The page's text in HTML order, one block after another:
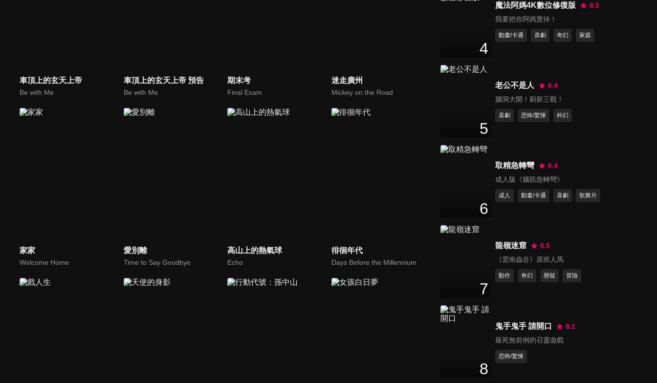
車頂上的玄天上帝
Be with Me
車頂上的玄天上帝 預告
Be with Me
期末考
Final Exam
迷走廣州
Mickey on the Road
家家
Welcome Home
愛別離
Time to Say Goodbye
高山上的熱氣球
Echo
徘徊年代
Days Before the Millennium
天使的身影
The Images of Angels
行動代號：孫中山
女孩白日夢
I'm Still Kind of a Daydreamer
4
魔法阿媽4K數位修復版
8.5
我要把你阿媽賣掉！
動畫/卡通 喜劇 奇幻 家庭
5
老公不是人
6.4
腦洞大開！刷新三觀！
喜劇 恐怖/驚悚 科幻
6
取精急轉彎
6.4
成人版《腦筋急轉彎》
成人 動畫/卡通 喜劇 歌舞片
7
龍嶺迷窟
5.5
《雲南蟲谷》原班人馬
動作 奇幻 懸疑 冒險
8
鬼手鬼手 請開口
8.1
最死無前例的召靈遊戲
恐怖/驚悚